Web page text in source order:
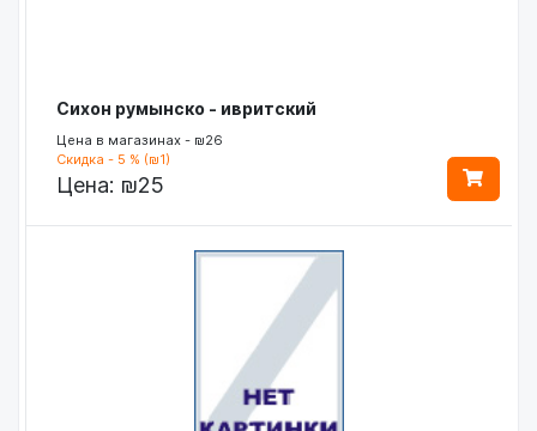
Сихон румынско - ивритский
Цена в магазинах - ₪26
Скидка - 5 % (₪1)
Цена: ₪25